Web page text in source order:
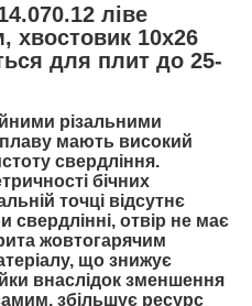
ліве
хвостовик 10х26
для плит до 25-
різальними
мають високий
свердління.
бічних
точці відсутнє
свердлінні, отвір не має
жовтогарячим
що знижує
внаслідок зменшення
збільшує ресурс